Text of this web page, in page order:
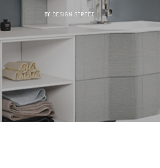
BY DESIGN STREET